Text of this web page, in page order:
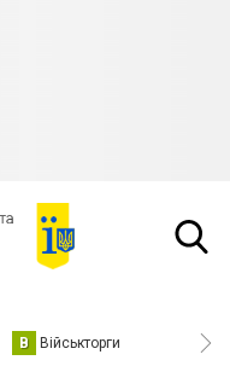
В Військторги